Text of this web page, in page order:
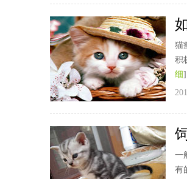
猫
积
细]
一
有